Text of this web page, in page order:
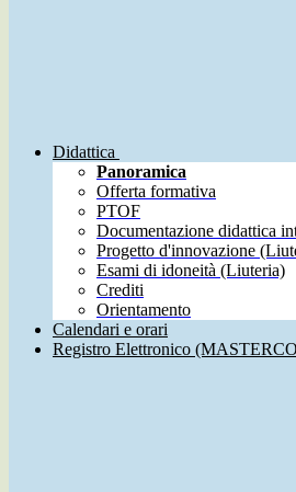
Didattica
Panoramica
Offerta formativa
PTOF
Documentazione didattica
Progetto d'innovazione
Esami di idoneità (Liuteria)
Crediti
Orientamento
Calendari e orari
Registro Elettronico